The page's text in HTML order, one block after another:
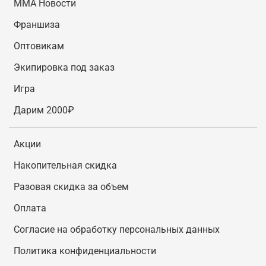
MMA Новости
Франшиза
Оптовикам
Экипировка под заказ
Игра
Дарим 2000₽
Акции
Накопительная скидка
Разовая скидка за объем
Оплата
Согласие на обработку персональных данных
Политика конфиденциальности